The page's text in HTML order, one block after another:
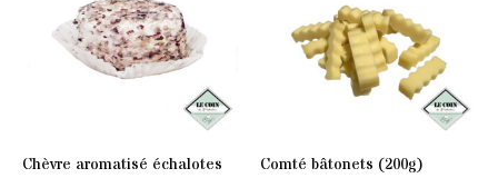
Chèvre aromatisé échalotes Comté bâtonets (200g)